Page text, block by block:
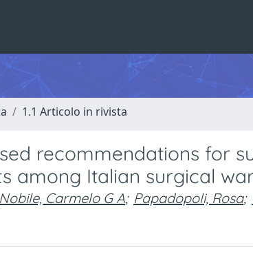
1.1 Articolo in rivista
recommendations for
among Italian surgical
Nobile, Carmelo G A; Papadopoli, Rosa;